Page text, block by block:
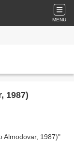
MENU
1987)